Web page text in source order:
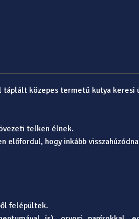
táplált közepes termetű kutya keresi
telken élnek.
előfordul, hogy inkább
felépültek.